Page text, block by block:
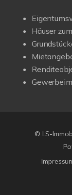
Häuser
© LS-